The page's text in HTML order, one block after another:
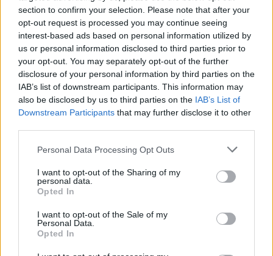
section to confirm your selection. Please note that after your
opt-out request is processed you may continue seeing
interest-based ads based on personal information utilized by
us or personal information disclosed to third parties prior to
your opt-out. You may separately opt-out of the further
disclosure of your personal information by third parties on the
IAB’s list of downstream participants. This information may
also be disclosed by us to third parties on the IAB’s List of
Downstream Participants that may further disclose it to other
Personal Data Processing Opt Outs
I want to opt-out of the Sharing of my
personal data.
Opted In
I want to opt-out of the Sale of my
Personal Data.
Opted In
Több mint kétszer annyi diák jutott be a
felsőoktatásba, mint ahány kollégiumi férőhely
összesen van
hogy hány kollégiumi férőhely jut a hallgatókra, a térítési díj összege
férőhely jut, a BGE-n mindössze 16, a legolcsóbb havi kollégiumi
díjak pedig 9300 és 25 500 forint között mozognak a vizsgált
intézményekben. Megnéztük, hol mekkora a kollégiumi kapacitás,
Felsőoktatás
Szöllősi Anna